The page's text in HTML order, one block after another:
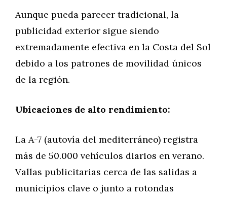
Aunque pueda parecer tradicional, la
publicidad exterior sigue siendo
extremadamente efectiva en la Costa del Sol
debido a los patrones de movilidad únicos
de la región.
Ubicaciones de alto rendimiento:
La A-7 (autovía del mediterráneo) registra
más de 50.000 vehículos diarios en verano.
Vallas publicitarias cerca de las salidas a
municipios clave o junto a rotondas